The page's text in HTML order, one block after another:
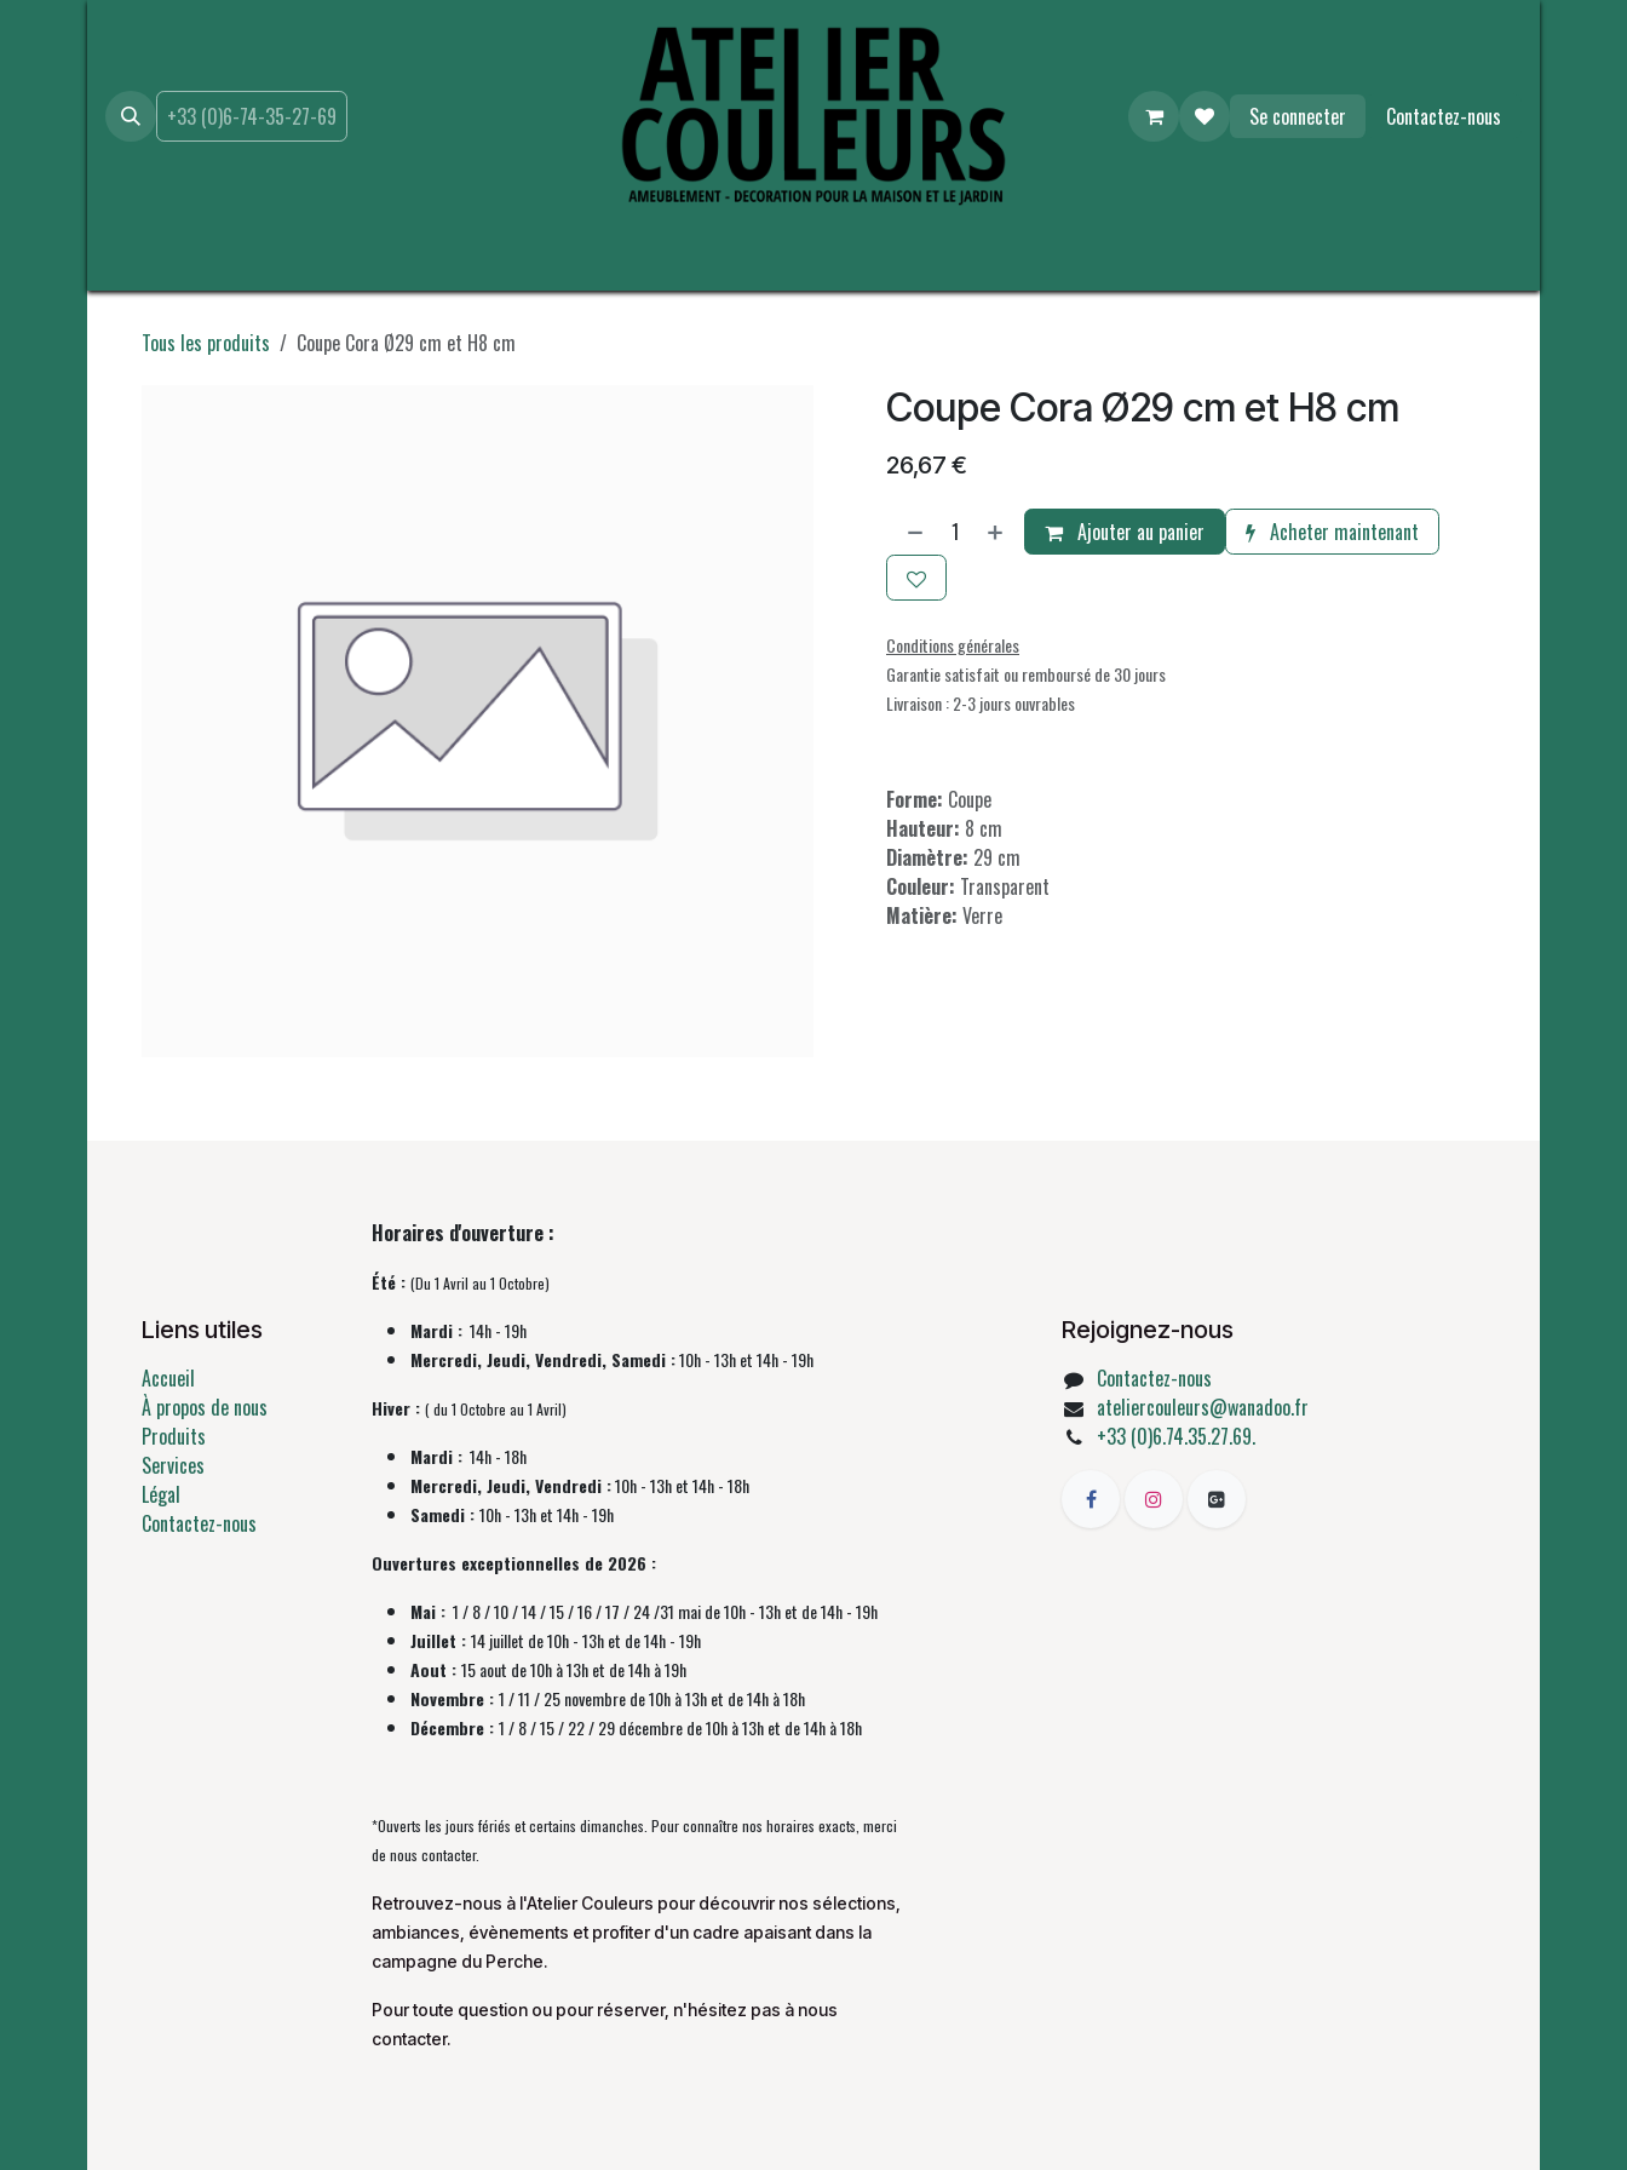
+33 (0)6-74-35-27-69 Se connecter Contactez-nous
Tous les produits Coupe Cora Ø29 cm et H8 cm
Coupe Cora Ø29 cm et H8 cm
26,67 €
Ajouter au panier Acheter maintenant
Conditions générales
Garantie satisfait ou remboursé de 30 jours
Livraison : 2-3 jours ouvrables
Forme: Coupe
Hauteur: 8 cm
Diamètre: 29 cm
Couleur: Transparent
Matière: Verre
Liens utiles
Accueil
À propos de nous
Produits
Services
Légal
Contactez-nous
Horaires d'ouverture :
Été : (Du 1 Avril au 1 Octobre)
Mardi : 14h - 19h
Mercredi, Jeudi, Vendredi, Samedi :10h - 13h et 14h - 19h
Hiver : ( du 1 Octobre au 1 Avril)
Mardi : 14h - 18h
Mercredi, Jeudi, Vendredi :10h - 13h et 14h - 18h
Samedi :10h - 13h et 14h - 19h
Ouvertures exceptionnelles de 2026 :
Mai : 1 / 8 / 10 / 14 / 15 / 16 / 17 / 24 /31 mai de 10h - 13h et de 14h - 19h
Juillet :14 juillet de 10h - 13h et de 14h - 19h
Aout :15 aout de 10h à 13h et de 14h à 19h
Novembre :1 / 11 / 25 novembre de10h à 13h et de 14h à 18h
Décembre :1 / 8 / 15 / 22 / 29 décembrede10h à 13h et de 14h à 18h
*Ouverts les jours fériés et certains dimanches. Pour connaître nos horaires exacts, merci
de nous contacter.
Retrouvez-nous à l'Atelier Couleurs pour découvrir nos sélections,
ambiances, évènements et profiter d'un cadre apaisant dans la
campagne du Perche.
Pour toute question ou pour réserver, n'hésitez pas à nous
contacter.
Rejoignez-nous
Contactez-nous
ateliercouleurs@wanadoo.fr
+33 (0)6.74.35.27.69.